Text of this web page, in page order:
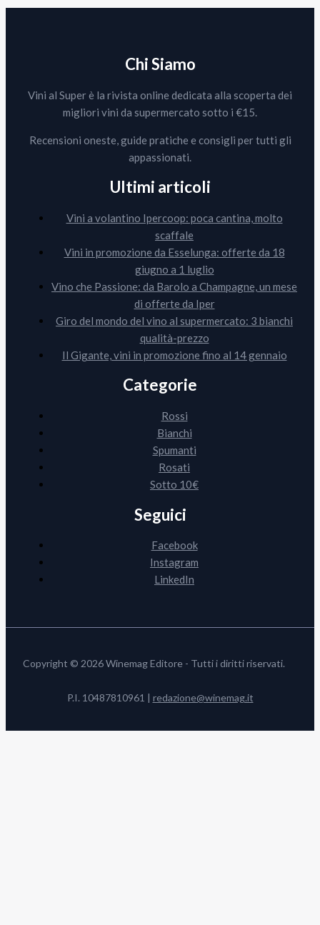
Chi Siamo
Vini al Super è la rivista online dedicata alla scoperta dei
migliori vini da supermercato sotto i €15.
Recensioni oneste, guide pratiche e consigli per tutti gli
appassionati.
Ultimi articoli
Vini a volantino Ipercoop: poca cantina, molto
scaffale
Vini in promozione da Esselunga: offerte da 18
giugno a 1 luglio
Vino che Passione: da Barolo a Champagne, un mese
di offerte da Iper
Giro del mondo del vino al supermercato: 3 bianchi
qualità-prezzo
Il Gigante, vini in promozione fino al 14 gennaio
Categorie
Rossi
Bianchi
Spumanti
Rosati
Sotto 10€
Seguici
Facebook
Instagram
LinkedIn
Copyright © 2026 Winemag Editore - Tutti i diritti riservati.
P.I. 10487810961 | redazione@winemag.it